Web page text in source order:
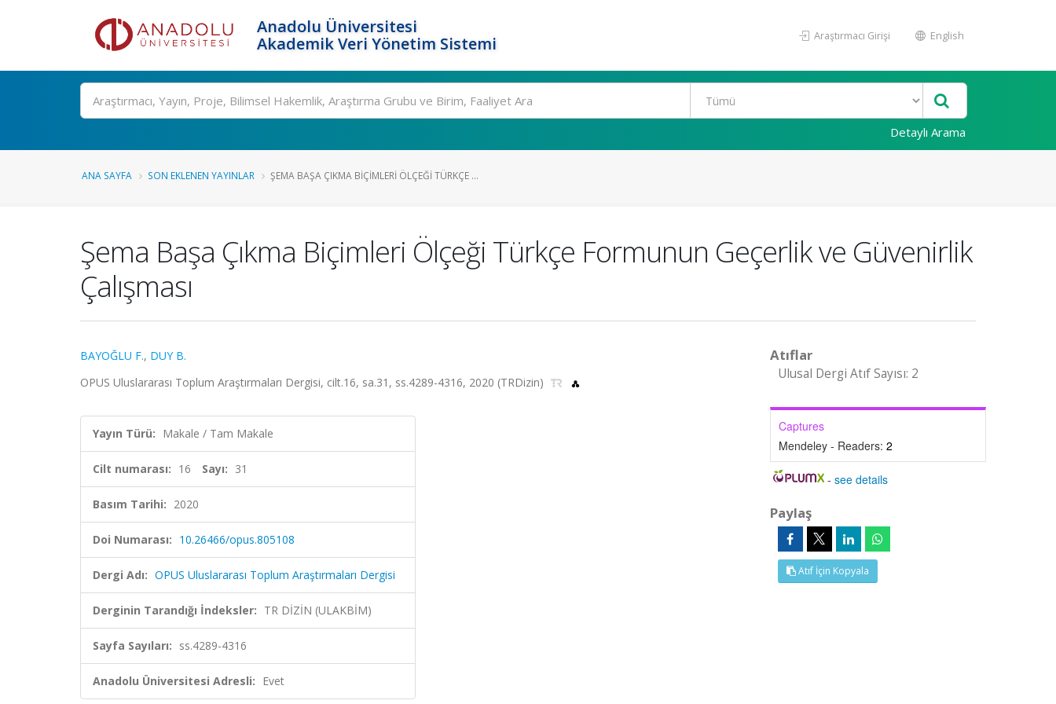
Anadolu Üniversitesi
Akademik Veri Yönetim Sistemi
Araştırmacı Girişi English
Ara
Detaylı Arama
ANA SAYFA SON EKLENEN YAYINLAR ŞEMA BAŞA ÇIKMA BIÇIMLERI ÖLÇEĞI TÜRKÇE ...
Şema Başa Çıkma Biçimleri Ölçeği Türkçe Formunun Geçerlik ve Güvenirlik
Çalışması
BAYOĞLU F., DUY B.
OPUS Uluslararası Toplum Araştırmaları Dergisi, cilt.16, sa.31, ss.4289-4316, 2020 (TRDizin)
Yayın Türü: Makale / Tam Makale
Cilt numarası: 16 Sayı: 31
Basım Tarihi: 2020
Doi Numarası: 10.26466/opus.805108
Dergi Adı: OPUS Uluslararası Toplum Araştırmaları Dergisi
Derginin Tarandığı İndeksler: TR DİZİN (ULAKBİM)
Sayfa Sayıları: ss.4289-4316
Anadolu Üniversitesi Adresli: Evet
Atıflar
Ulusal Dergi Atıf Sayısı: 2
Captures
Mendeley - Readers: 2
-see details
Paylaş
Atıf İçin Kopyala